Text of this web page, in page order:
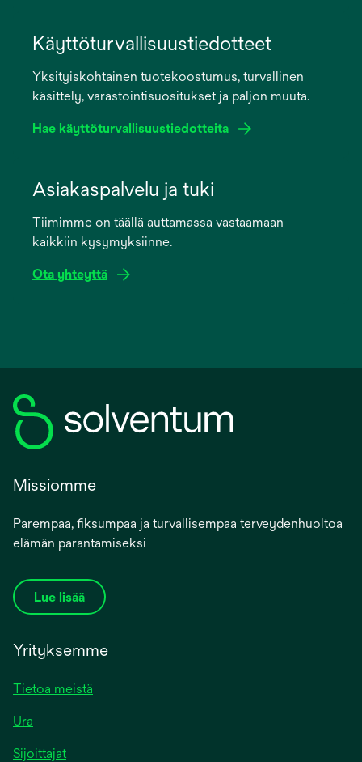
new
Käyttöturvallisuustiedotteet
Yksityiskohtainen tuotekoostumus, turvallinen
käsittely, varastointisuositukset ja paljon muuta.
Hae käyttöturvallisuustiedotteita
new
Asiakaspalvelu ja tuki
Tiimimme on täällä auttamassa vastaamaan
kaikkiin kysymyksiinne.
Ota yhteyttä
Missiomme
Parempaa, fiksumpaa ja turvallisempaa terveydenhuoltoa
elämän parantamiseksi
Lue lisää
Yrityksemme
Tietoa meistä
Ura
Sijoittajat